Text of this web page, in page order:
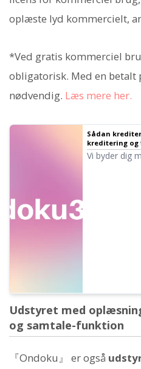
oplæste lyd kommercielt,
*Ved gratis kommerciel
obligatorisk. Med en
nødvendig. Læs mere her.
Sådan
kreditering
Vi byder dig
Udstyret med
og samtale-funktion
『Ondoku』 er også